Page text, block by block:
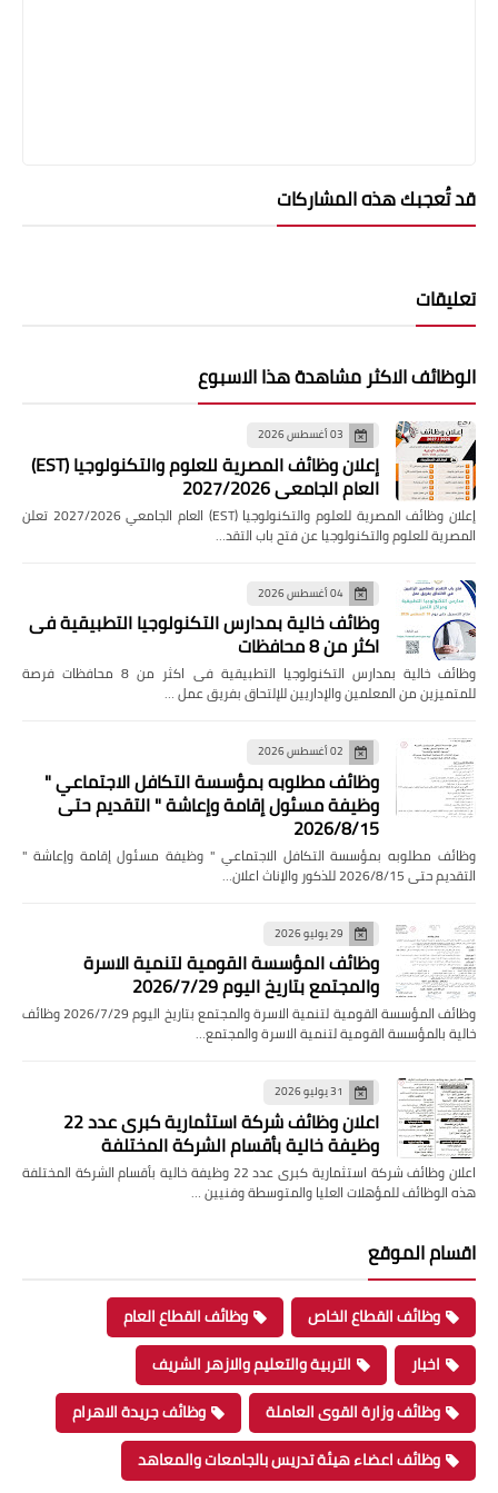
قد تُعجبك هذه المشاركات
تعليقات
الوظائف الاكثر مشاهدة هذا الاسبوع
03 أغسطس 2026
إعلان وظائف المصرية للعلوم والتكنولوجيا (EST)
العام الجامعي 2027/2026
إعلان وظائف المصرية للعلوم والتكنولوجيا (EST) العام الجامعي 2027/2026 تعلن
المصرية للعلوم والتكنولوجيا عن فتح باب التقد…
04 أغسطس 2026
وظائف خالية بمدارس التكنولوجيا التطبيقية فى
اكثر من 8 محافظات
وظائف خالية بمدارس التكنولوجيا التطبيقية فى اكثر من 8 محافظات فرصة
للمتميزين من المعلمين والإداريين للإلتحاق بفريق عمل …
02 أغسطس 2026
وظائف مطلوبه بمؤسسة التكافل الاجتماعي "
وظيفة مسئول إقامة وإعاشة " التقديم حتى
2026/8/15
وظائف مطلوبه بمؤسسة التكافل الاجتماعي " وظيفة مسئول إقامة وإعاشة "
التقديم حتى 2026/8/15 للذكور والإناث اعلان…
29 يوليو 2026
وظائف المؤسسة القومية لتنمية الاسرة
والمجتمع بتاريخ اليوم 2026/7/29
وظائف المؤسسة القومية لتنمية الاسرة والمجتمع بتاريخ اليوم 2026/7/29 وظائف
خالية بالمؤسسة القومية لتنمية الاسرة والمجتمع…
31 يوليو 2026
اعلان وظائف شركة استثمارية كبرى عدد 22
وظيفة خالية بأقسام الشركة المختلفة
اعلان وظائف شركة استثمارية كبرى عدد 22 وظيفة خالية بأقسام الشركة المختلفة
هذه الوظائف للمؤهلات العليا والمتوسطة وفنيين …
اقسام الموقع
وظائف القطاع الخاص
وظائف القطاع العام
اخبار
التربية والتعليم والازهر الشريف
وظائف وزارة القوى العاملة
وظائف جريدة الاهرام
وظائف اعضاء هيئة تدريس بالجامعات والمعاهد